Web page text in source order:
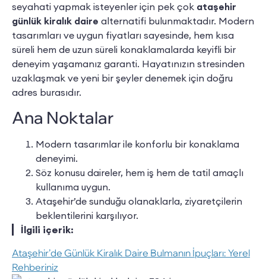
seyahati yapmak isteyenler için pek çok ataşehir
günlük kiralık daire alternatifi bulunmaktadır. Modern
tasarımları ve uygun fiyatları sayesinde, hem kısa
süreli hem de uzun süreli konaklamalarda keyifli bir
deneyim yaşamanız garanti. Hayatınızın stresinden
uzaklaşmak ve yeni bir şeyler denemek için doğru
adres burasıdır.
Ana Noktalar
Modern tasarımlar ile konforlu bir konaklama
deneyimi.
Söz konusu daireler, hem iş hem de tatil amaçlı
kullanıma uygun.
Ataşehir’de sunduğu olanaklarla, ziyaretçilerin
beklentilerini karşılıyor.
İlgili içerik:
Ataşehir’de Günlük Kiralık Daire Bulmanın İpuçları: Yerel
Rehberiniz